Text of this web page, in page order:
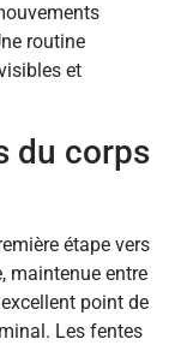
routine
et
du corps
étape vers
maintenue entre
point de
Les fentes